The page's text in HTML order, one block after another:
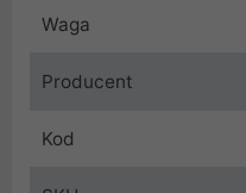
Waga
Producent
Kod